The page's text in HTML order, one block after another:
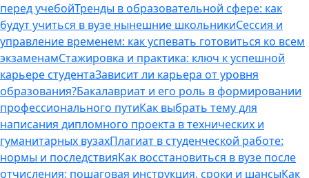
перед учебойТренды в образовательной сфере: как
будут учиться в вузе нынешние школьникиСессия и
управление временем: как успевать готовиться ко всем
экзаменамСтажировка и практика: ключ к успешной
карьере студентаЗависит ли карьера от уровня
образования?Бакалавриат и его роль в формировании
профессионального путиКак выбрать тему для
написания дипломного проекта в технических и
гуманитарных вузахПлагиат в студенческой работе:
нормы и последствияКак восстановиться в вузе после
отчисления: пошаговая инструкция, сроки и шансыКак